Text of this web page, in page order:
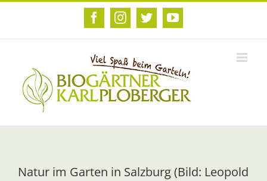
Zum
FacebookInstagram
TwitterYouTube
Natur im Garten in Salzburg (Bild: Leopold